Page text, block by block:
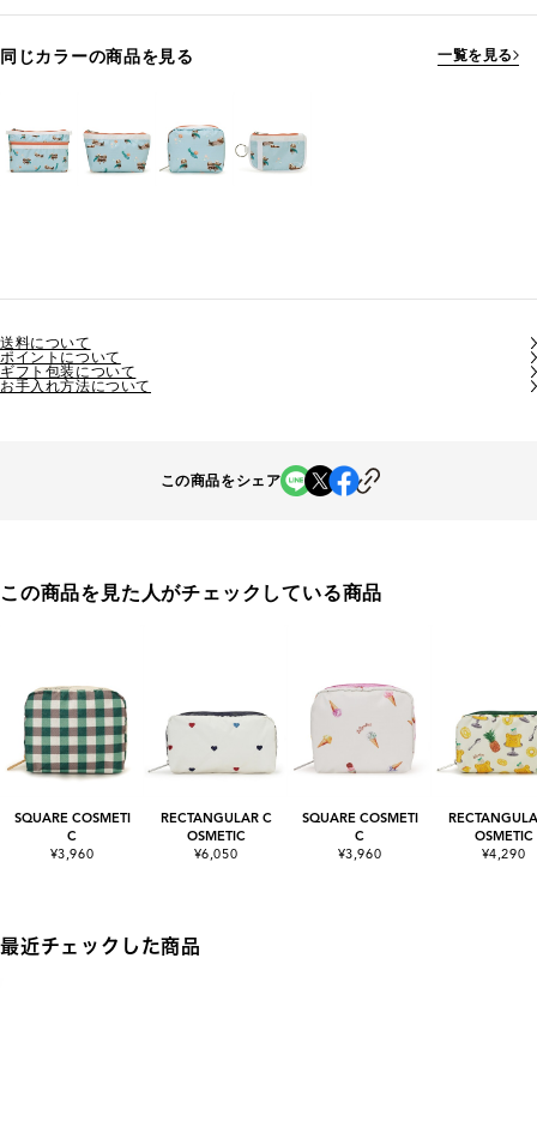
同じカラーの商品を見る 一覧を見る
送料について
ポイントについて
ギフト包装について
お手入れ方法について
この商品をシェア
この商品を見た人がチェックしている商品
SQUARE COSMETI
C
¥3,960
RECTANGULAR C
OSMETIC
¥6,050
SQUARE COSMETI
C
¥3,960
OSMETIC
¥4,290
最近チェックした商品